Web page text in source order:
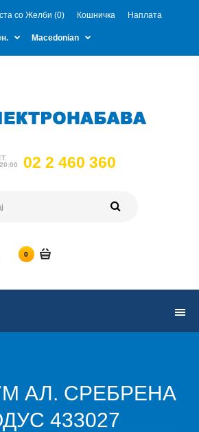
со Желби (0) Кошничка Наплата
Macedonian
02 2 460 360
0
АЛ. СРЕБРЕНА
433027